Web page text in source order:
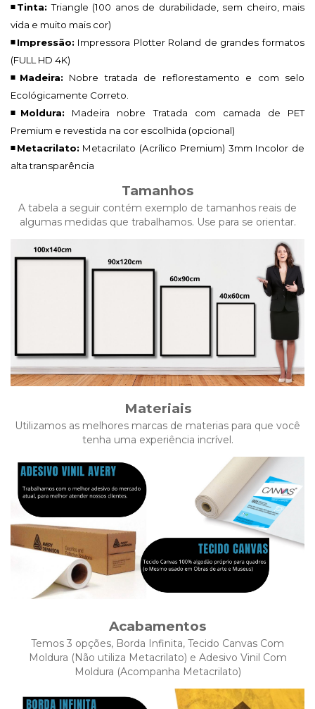
◾Tinta: Triangle (100 anos de durabilidade, sem cheiro, mais
vida e muito mais cor)
◾Impressão: Impressora Plotter Roland de grandes formatos
(FULL HD 4K)
◾Madeira: Nobre tratada de reflorestamento e com selo
Ecológicamente Correto.
◾Moldura: Madeira nobre Tratada com camada de PET
Premium e revestida na cor escolhida (opcional)
◾Metacrilato: Metacrilato (Acrílico Premium) 3mm Incolor de
alta transparência
Tamanhos
A tabela a seguir contém exemplo de tamanhos reais de
algumas medidas que trabalhamos. Use para se orientar.
Materiais
Utilizamos as melhores marcas de materias para que você
tenha uma experiência incrível.
Acabamentos
Temos 3 opções, Borda Infinita, Tecido Canvas Com
Moldura (Não utiliza Metacrilato) e Adesivo Vinil Com
Moldura (Acompanha Metacrilato)